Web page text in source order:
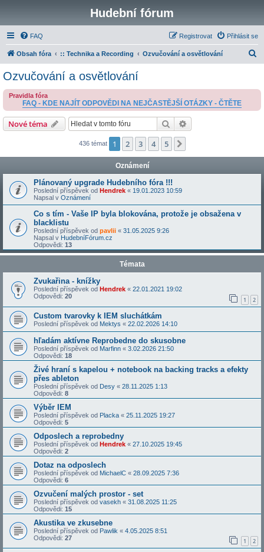
Hudební fórum
FAQ Přihlásit se
Registrovat
Obsah fóra :: Technika a Recording Ozvučování a osvětlování
a
Ozvučování a osvětlování
Pravidla fóra
FAQ - KDE NAJÍT ODPOVĚDI NA NEJČASTĚJŠÍ OTÁZKY - ČTĚTE
Nové téma Hledat
436 témat 1 2 3 4 5
Oznámení
Plánovaný upgrade Hudebního fóra !!!
Poslední příspěvek od Hendrek « 19.01.2023 10:59
Napsal v Oznámení
Co s tím - Vaše IP byla blokována, protože je obsažena v
blacklistu
Poslední příspěvek od pavlii « 31.05.2025 9:26
Napsal v HudebníFórum.cz
Odpovědi: 13
Témata
Zvukařina - knížky
Poslední příspěvek od Hendrek « 22.01.2021 19:02
Odpovědi: 20 1 2
Custom tvarovky k IEM sluchátkám
Poslední příspěvek od Mektys « 22.02.2026 14:10
hľadám aktívne Reprobedne do skusobne
Poslední příspěvek od Marfinn « 3.02.2026 21:50
Odpovědi: 18
Živé hraní s kapelou + notebook na backing tracks a efekty
přes ableton
Poslední příspěvek od Desy « 28.11.2025 1:13
Odpovědi: 8
Výběr IEM
Poslední příspěvek od Placka « 25.11.2025 19:27
Odpovědi: 5
Odposlech a reprobedny
Poslední příspěvek od Hendrek « 27.10.2025 19:45
Odpovědi: 2
Dotaz na odposlech
Poslední příspěvek od MichaelC « 28.09.2025 7:36
Odpovědi: 6
Ozvučení malých prostor - set
Poslední příspěvek od vasekh « 31.08.2025 11:25
Odpovědi: 15
Akustika ve zkusebne
Poslední příspěvek od Pawlik « 4.05.2025 8:51
Odpovědi: 27 1 2